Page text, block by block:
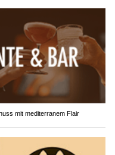
mit mediterranem Flair